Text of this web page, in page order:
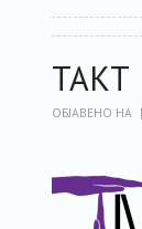
ТАКТ
ОБЈАВЕНО НА